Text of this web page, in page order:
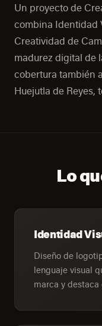
Un proyecto de
combina Identidad
Creatividad de
madurez digital de
cobertura también
Huejutla de Reyes,
Lo
Identidad
Diseño de
lenguaje visual
marca y